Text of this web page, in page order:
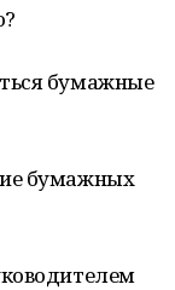
бумажные
бумажных